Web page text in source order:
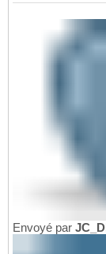
Envoyé par